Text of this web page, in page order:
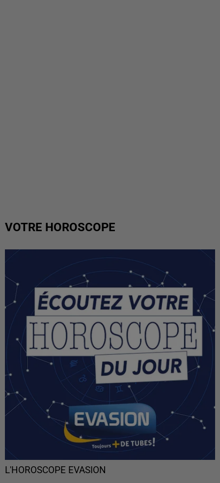
VOTRE HOROSCOPE
L'HOROSCOPE EVASION